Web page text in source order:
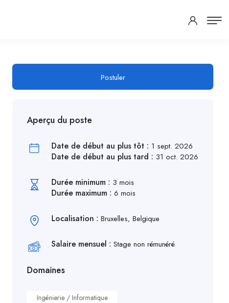
Postuler
Aperçu du poste
Date de début au plus tôt : 1 sept. 2026
Date de début au plus tard : 31 oct. 2026
Durée minimum : 3 mois
Durée maximum :6 mois
Localisation :Bruxelles, Belgique
Salaire mensuel :Stage non rémunéré
Domaines
Ingénierie / Informatique